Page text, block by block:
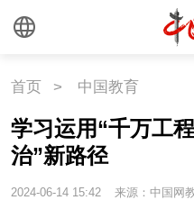
首页 > 中国教育
学习运用“千万工
治”新路径
2024-06-14 15:42 来源：中国网